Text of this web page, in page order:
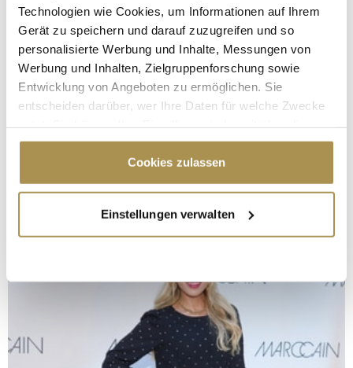
Technologien wie Cookies, um Informationen auf Ihrem
Gerät zu speichern und darauf zuzugreifen und so
personalisierte Werbung und Inhalte, Messungen von
Werbung und Inhalten, Zielgruppenforschung sowie
Entwicklung von Angeboten zu ermöglichen. Sie
entscheiden darüber, wer Ihre Daten für welche Zwecke
Cookie-Erklärung oder durch Klicken auf das Privacy
Trigger Symbol ändern oder widerrufen
Informationen über Ihre geografische Lage
erfassen, welche bis auf einige Meter genau sein
bestimmten Merkmalen (Fingerprinting) identifizieren
Erfahren Sie mehr darüber, wie Ihre persönlichen Daten
verarbeitet werden, und legen Sie Ihre Präferenzen im
Abschnitt Einzelheitenfest.
Cookies zulassen
Einstellungen verwalten